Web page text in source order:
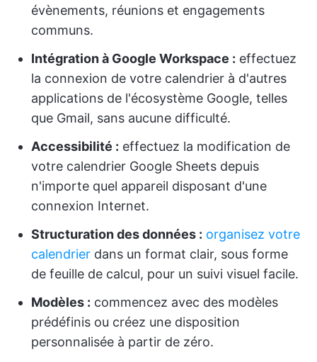
évènements, réunions et engagements
communs.
Intégration à Google Workspace : effectuez
la connexion de votre calendrier à d'autres
applications de l'écosystème Google, telles
que Gmail, sans aucune difficulté.
Accessibilité : effectuez la modification de
votre calendrier Google Sheets depuis
n'importe quel appareil disposant d'une
connexion Internet.
Structuration des données : organisez votre
calendrier dans un format clair, sous forme
de feuille de calcul, pour un suivi visuel facile.
Modèles : commencez avec des modèles
prédéfinis ou créez une disposition
personnalisée à partir de zéro.